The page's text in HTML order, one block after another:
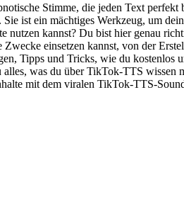
Stimme, die jeden Text perfekt
ist ein mächtiges Werkzeug, um
nutzen kannst? Du bist hier genau
einsetzen kannst, von der
Tipps und Tricks, wie du kostenlos
was du über TikTok-TTS wissen
mit dem viralen TikTok-TTS-